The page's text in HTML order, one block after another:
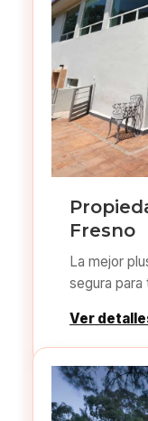
Fresno
La mejor
segura para
Ver